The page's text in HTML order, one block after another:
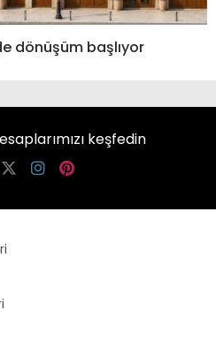
dönüşüm başlıyor
keşfedin